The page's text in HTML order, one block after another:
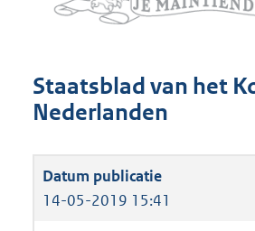
Staatsblad van het
Nederlanden
14-05-2019 15:41